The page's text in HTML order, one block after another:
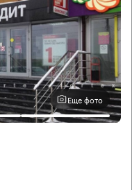
Еще фото